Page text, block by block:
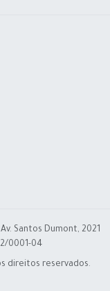
Santos Dumont, 2021
0001-04
direitos reservados.